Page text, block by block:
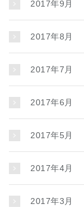
2017年9月
2017年8月
2017年7月
2017年6月
2017年5月
2017年4月
2017年3月